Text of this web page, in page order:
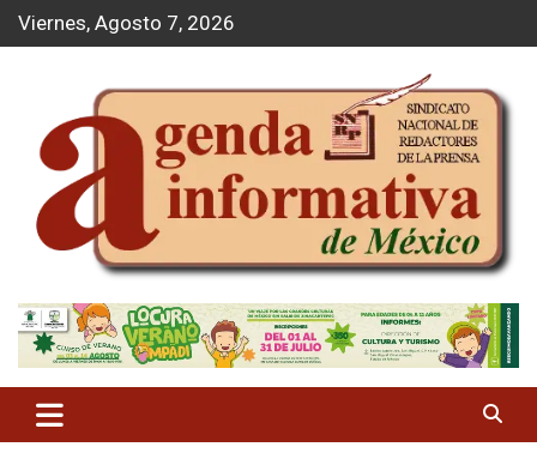
d
Viernes, Agosto 7, 2026
Agenda Informativa